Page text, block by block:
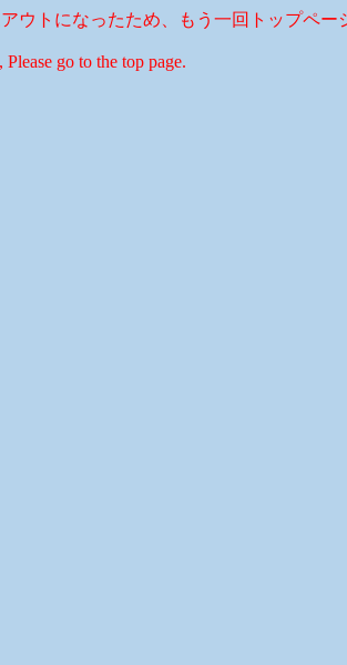
ウトになったため、もう一回トップペー
Please go to the top page.